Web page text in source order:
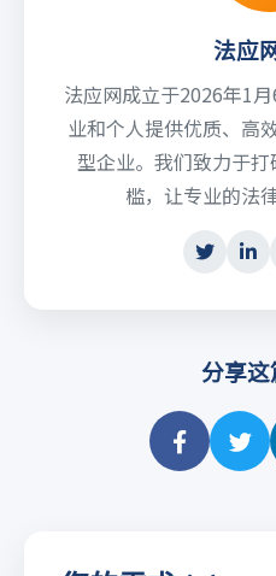
法应
法应网成立于2026年1
业和个人提供优质、高
型企业。我们致力于
槛，让专业的法
分享这